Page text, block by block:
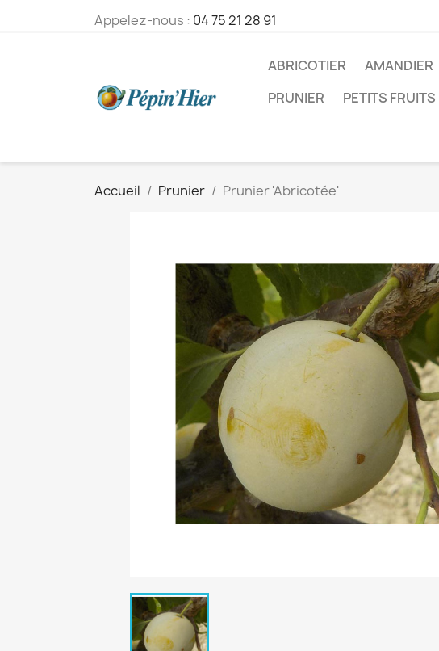
Appelez-nous : 04 75 21 28 91
ABRICOTIER AMANDIER
PRUNIER
PETITS FRUITS
Accueil Prunier Prunier 'Abricotée'